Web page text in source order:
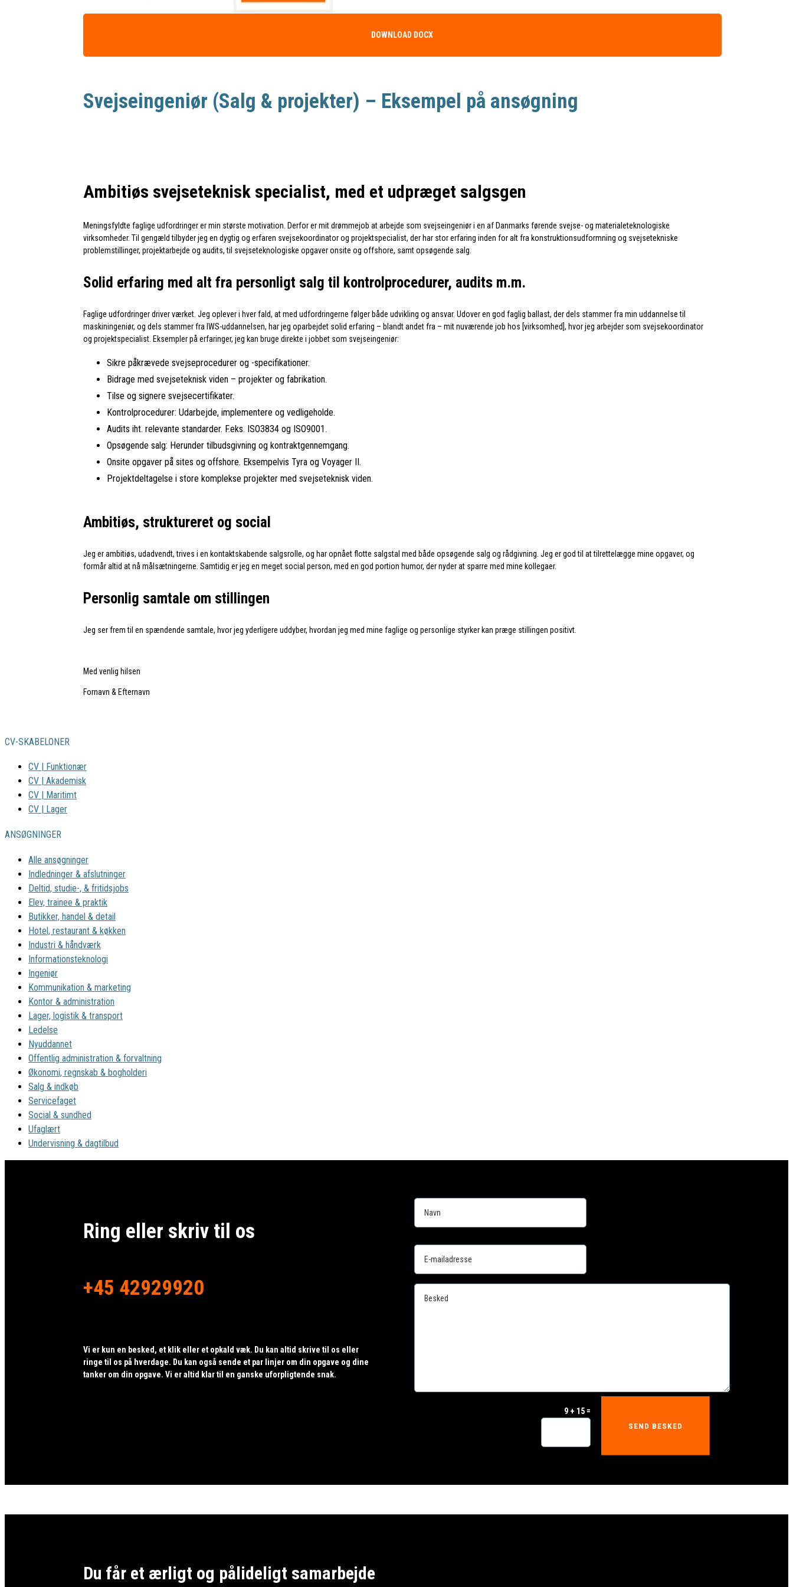
DOWNLOAD DOCX
Svejseingeniør (Salg & projekter) – Eksempel på ansøgning
Ambitiøs svejseteknisk specialist, med et udpræget salgsgen
Meningsfyldte faglige udfordringer er min største motivation. Derfor er mit drømmejob at arbejde som svejseingeniør i en af Danmarks førende svejse- og materialeteknologiske
virksomheder. Til gengæld tilbyder jeg en dygtig og erfaren svejsekoordinator og projektspecialist, der har stor erfaring inden for alt fra konstruktionsudformning og svejsetekniske
problemstillinger, projektarbejde og audits, til svejseteknologiske opgaver onsite og offshore, samt opsøgende salg.
Solid erfaring med alt fra personligt salg til kontrolprocedurer, audits m.m.
Faglige udfordringer driver værket. Jeg oplever i hver fald, at med udfordringerne følger både udvikling og ansvar. Udover en god faglig ballast, der dels stammer fra min uddannelse til
maskiningeniør, og dels stammer fra IWS-uddannelsen, har jeg oparbejdet solid erfaring – blandt andet fra – mit nuværende job hos [virksomhed], hvor jeg arbejder som svejsekoordinator
og projektspecialist. Eksempler på erfaringer, jeg kan bruge direkte i jobbet som svejseingeniør:
Sikre påkrævede svejseprocedurer og -specifikationer.
Bidrage med svejseteknisk viden – projekter og fabrikation.
Tilse og signere svejsecertifikater.
Kontrolprocedurer: Udarbejde, implementere og vedligeholde.
Audits iht. relevante standarder. F.eks. ISO3834 og ISO9001.
Opsøgende salg: Herunder tilbudsgivning og kontraktgennemgang.
Onsite opgaver på sites og offshore. Eksempelvis Tyra og Voyager II.
Projektdeltagelse i store komplekse projekter med svejseteknisk viden.
Ambitiøs, struktureret og social
Jeg er ambitiøs, udadvendt, trives i en kontaktskabende salgsrolle, og har opnået flotte salgstal med både opsøgende salg og rådgivning. Jeg er god til at tilrettelægge mine opgaver, og
formår altid at nå målsætningerne. Samtidig er jeg en meget social person, med en god portion humor, der nyder at sparre med mine kollegaer.
Personlig samtale om stillingen
Jeg ser frem til en spændende samtale, hvor jeg yderligere uddyber, hvordan jeg med mine faglige og personlige styrker kan præge stillingen positivt.
Med venlig hilsen
Fornavn & Efternavn
CV-SKABELONER
CV | Funktionær
CV | Akademisk
CV | Maritimt
CV | Lager
ANSØGNINGER
Alle ansøgninger
Indledninger & afslutninger
Deltid, studie-, & fritidsjobs
Elev, trainee & praktik
Butikker, handel & detail
Hotel, restaurant & køkken
Industri & håndværk
Informationsteknologi
Ingeniør
Kommunikation & marketing
Kontor & administration
Lager, logistik & transport
Ledelse
Nyuddannet
Offentlig administration & forvaltning
Økonomi, regnskab & bogholderi
Salg & indkøb
Servicefaget
Social & sundhed
Ufaglært
Undervisning & dagtilbud
Ring eller skriv til os
+45 42929920
Vi er kun en besked, et klik eller et opkald væk. Du kan altid skrive til os eller
ringe til os på hverdage. Du kan også sende et par linjer om din opgave og dine
tanker om din opgave. Vi er altid klar til en ganske uforpligtende snak.
9 + 15 =
SEND BESKED
Du får et ærligt og pålideligt samarbejde